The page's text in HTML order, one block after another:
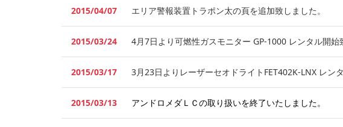
2015/04/07 エリア警報装置トラポン太の頁を追加致しました。
2015/03/24 4月7日より可燃性ガスモニター GP-1000 レンタル開始
2015/03/17 3月23日よりレーザーセオドライトFET402K-LNX レン
2015/03/13 アンドロメダＬＣの取り扱いを終了いたしました。